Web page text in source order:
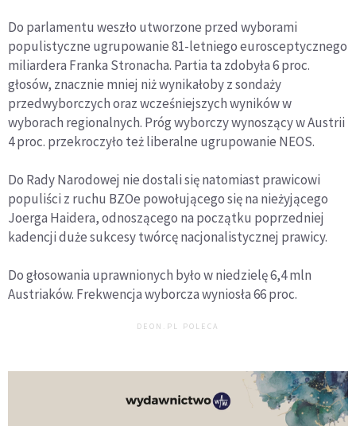
Do parlamentu weszło utworzone przed wyborami
populistyczne ugrupowanie 81-letniego eurosceptycznego
miliardera Franka Stronacha. Partia ta zdobyła 6 proc.
głosów, znacznie mniej niż wynikałoby z sondaży
przedwyborczych oraz wcześniejszych wyników w
wyborach regionalnych. Próg wyborczy wynoszący w Austrii
4 proc. przekroczyło też liberalne ugrupowanie NEOS.
Do Rady Narodowej nie dostali się natomiast prawicowi
populiści z ruchu BZOe powołującego się na nieżyjącego
Joerga Haidera, odnoszącego na początku poprzedniej
kadencji duże sukcesy twórcę nacjonalistycznej prawicy.
Do głosowania uprawnionych było w niedzielę 6,4 mln
Austriaków. Frekwencja wyborcza wyniosła 66 proc.
DEON.PL POLECA